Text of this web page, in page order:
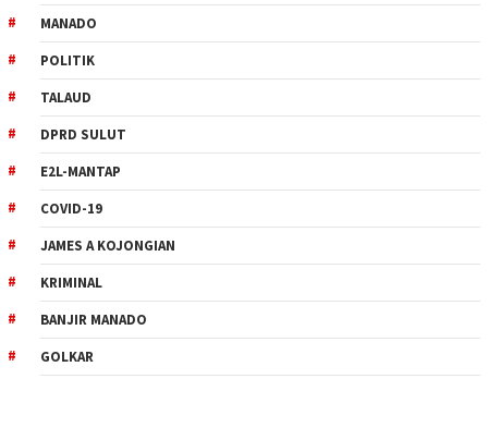
MANADO
POLITIK
TALAUD
DPRD SULUT
E2L-MANTAP
COVID-19
JAMES A KOJONGIAN
KRIMINAL
BANJIR MANADO
GOLKAR